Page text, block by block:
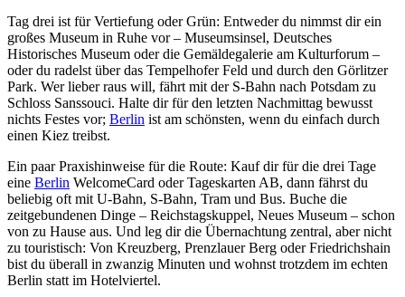
Tag drei ist für Vertiefung oder Grün: Entweder du nimmst dir ein
großes Museum in Ruhe vor – Museumsinsel, Deutsches
Historisches Museum oder die Gemäldegalerie am Kulturforum –
oder du radelst über das Tempelhofer Feld und durch den Görlitzer
Park. Wer lieber raus will, fährt mit der S-Bahn nach Potsdam zu
Schloss Sanssouci. Halte dir für den letzten Nachmittag bewusst
nichts Festes vor; Berlin ist am schönsten, wenn du einfach durch
einen Kiez treibst.
Ein paar Praxishinweise für die Route: Kauf dir für die drei Tage
eine Berlin WelcomeCard oder Tageskarten AB, dann fährst du
beliebig oft mit U-Bahn, S-Bahn, Tram und Bus. Buche die
zeitgebundenen Dinge – Reichstagskuppel, Neues Museum – schon
von zu Hause aus. Und leg dir die Übernachtung zentral, aber nicht
zu touristisch: Von Kreuzberg, Prenzlauer Berg oder Friedrichshain
bist du überall in zwanzig Minuten und wohnst trotzdem im echten
Berlin statt im Hotelviertel.